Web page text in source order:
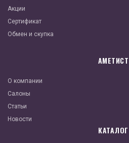
Акции
Сертификат
Обмен и скупка
АМЕТИСТ
О компании
Салоны
Статьи
Новости
КАТАЛОГ